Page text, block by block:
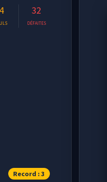
4 32
DÉFAITES
Record : 3